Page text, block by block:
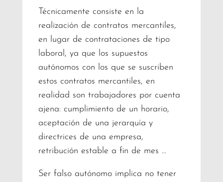
Técnicamente consiste en la
realización de contratos mercantiles,
en lugar de contrataciones de tipo
laboral, ya que los supuestos
autónomos con los que se suscriben
estos contratos mercantiles, en
realidad son trabajadores por cuenta
ajena: cumplimiento de un horario,
aceptación de una jerarquía y
directrices de una empresa,
retribución estable a fin de mes …
Ser falso autónomo implica no tener